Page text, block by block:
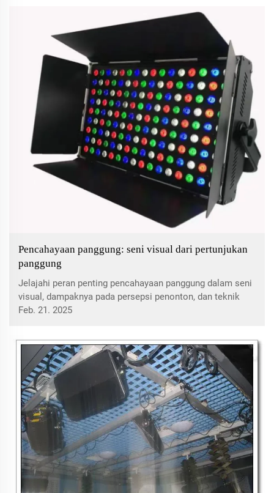
Pencahayaan panggung: seni visual dari pertunjukan
panggung
Jelajahi peran penting pencahayaan panggung dalam seni
visual, dampaknya pada persepsi penonton, dan teknik
inovatif yang meningkatkan pertunjukan. Memahami
dihadapi, dan studi kasus yang sukses dalam pengaturan
teater modern.
Feb. 21. 2025